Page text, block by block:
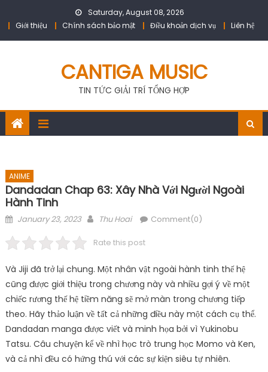
Saturday, August 08, 2026
Giới thiệu
Chính sách bảo mật Điều khoản dịch vụ Liên hệ
CANTIGA MUSIC
TIN TỨC GIẢI TRÍ TỔNG HỢP
ANIME
Dandadan Chap 63: Xây Nhà Với Người Ngoài
Hành Tinh
Posted
January 23, 2023 Author
Thu Hoai Comment(0)
Rate this post
Và Jiji đã trở lại chung. Một nhân vật ngoài hành tinh thế hệ
cũng được giới thiệu trong chương này và nhiều gợi ý về một
chiếc rương thế hệ tiềm năng sẽ mở màn trong chương tiếp
theo. Hãy thảo luận về tất cả những điều này một cách cụ thể.
Dandadan manga được viết và minh họa bởi vì Yukinobu
Tatsu. Câu chuyện kể về nhì học trò trung học Momo và Ken,
và cả nhì đều có hứng thú với các sự kiện siêu tự nhiên.